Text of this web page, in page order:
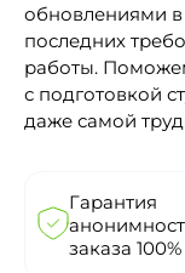
обновлениями в
последних
работы.
с подготовкой
даже самой
Гарантия
заказа 100%